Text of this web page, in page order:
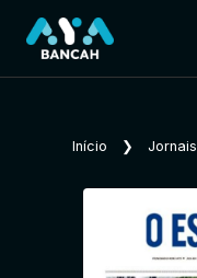
Início ❯ Jornais